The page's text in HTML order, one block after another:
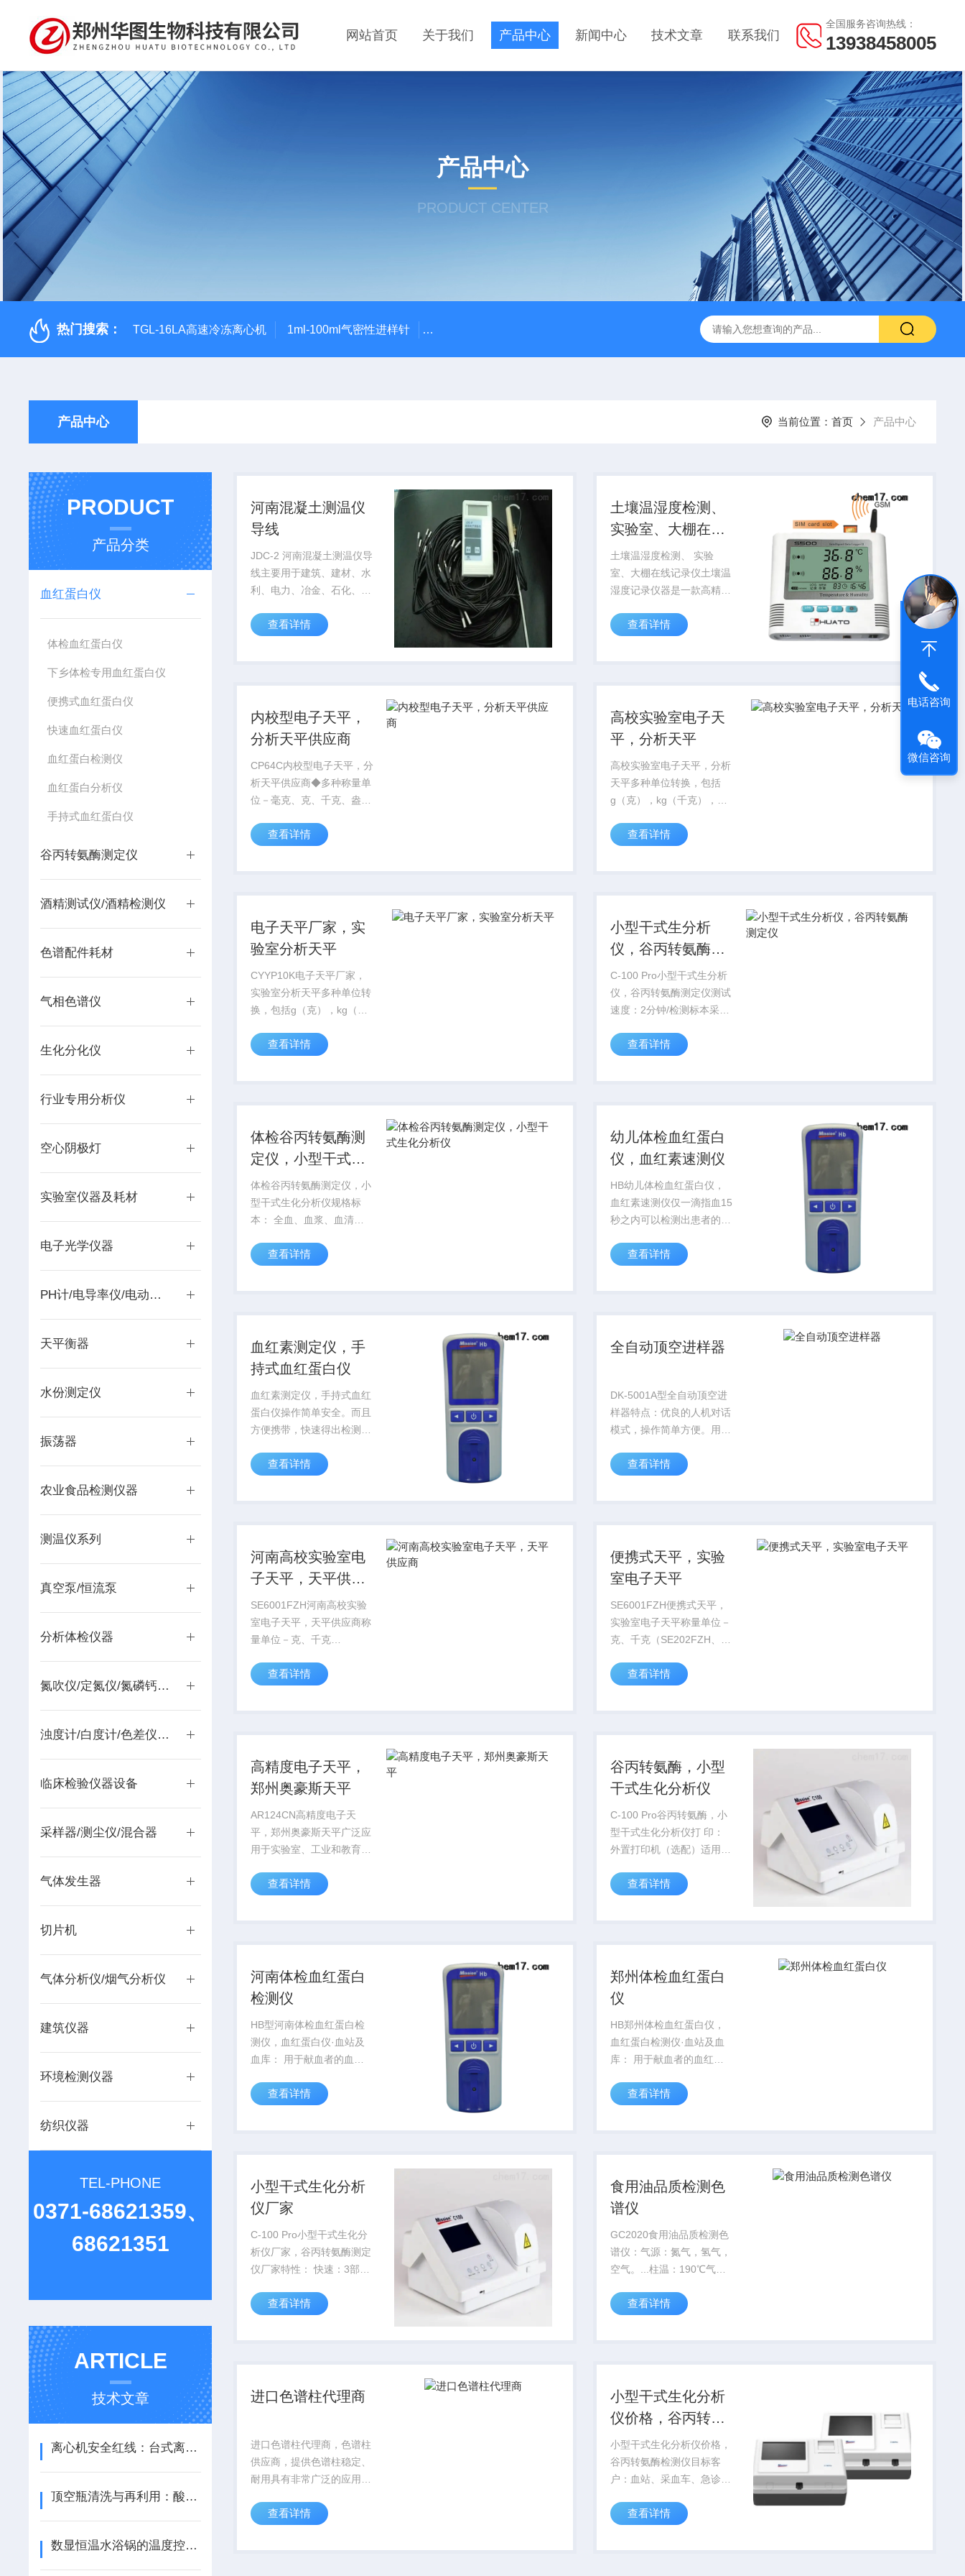
全国服务咨询热线：
13938458005
网站首页 关于我们 产品中心 新闻中心 技术文章 联系我们
产品中心
PRODUCT CENTER
热门搜索： TGL-16LA高速冷冻离心机 1ml-100ml气密性进样针 GWSY-1S高温恒温沙浴锅（300℃/600℃） GC-2060F智能血液中酒精色谱仪，血液酒精检测仪
产品中心 当前位置： 首页 产品中心
PRODUCT
产品分类
血红蛋白仪
体检血红蛋白仪
下乡体检专用血红蛋白仪
便携式血红蛋白仪
快速血红蛋白仪
血红蛋白检测仪
血红蛋白分析仪
手持式血红蛋白仪
谷丙转氨酶测定仪
酒精测试仪/酒精检测仪
色谱配件耗材
气相色谱仪
生化分化仪
行业专用分析仪
空心阴极灯
实验室仪器及耗材
电子光学仪器
PH计/电导率仪/电动滴定仪
天平衡器
水份测定仪
振荡器
农业食品检测仪器
测温仪系列
真空泵/恒流泵
分析体检仪器
氮吹仪/定氮仪/氮磷钙测定仪
浊度计/白度计/色差仪/风速计/色度仪
临床检验仪器设备
采样器/测尘仪/混合器
气体发生器
切片机
气体分析仪/烟气分析仪
建筑仪器
环境检测仪器
纺织仪器
TEL-PHONE
0371-68621359、
68621351
ARTICLE
技术文章
离心机安全红线：台式离心机配平误差的危害与标准操作流程
顶空瓶清洗与再利用：酸洗、高温烘烤对空白值的影响评估
数显恒温水浴锅的温度控制机制与设备维护要点
河南混凝土测温仪
导线
JDC-2 河南混凝土测温仪导
线主要用于建筑、建材、水
利、电力、冶金、石化、港
工程。查看详情
土壤温湿度检测、
实验室、大棚在线
记录仪
土壤温湿度检测、 实验
室、大棚在线记录仪土壤温
湿度记录仪器是一款高精
湿度的记录仪器；主要由土
感器、数据记录仪、通讯设
查看详情
内校型电子天平，
分析天平供应商
CP64C内校型电子天平，分
析天平供应商◆多种称量单
位－毫克、克、千克、盎
单位◆环境滤波优化设置－
点，可对天平进行高、中、
查看详情
高校实验室电子天
平，分析天平
高校实验室电子天平，分析
天平多种单位转换，包括
g（克），kg（千克），
lb（磅）全量程去皮基本称
查看详情
电子天平厂家，实
验室分析天平
CYYP10K电子天平厂家，
实验室分析天平多种单位转
换，包括g（克），kg（千
司），lb（磅）
查看详情
小型干式生分析
仪，谷丙转氨酶测
定仪
C-100 Pro小型干式生分析
仪，谷丙转氨酶测定仪测试
速度：2分钟/检测标本采集
细管（指尖血）；肝素采血
查看详情
体检谷丙转氨酶测
定仪，小型干式生
化分析仪
体检谷丙转氨酶测定仪，小
型干式生化分析仪规格标
本： 全血、血浆、血清测
检测范围：0-2000U/L测试
量：30ul
查看详情
幼儿体检血红蛋白
仪，血红素速测仪
HB幼儿体检血红蛋白仪，
血红素速测仪仅一滴指血15
秒之内可以检测出患者的血
胞压积值（HCT）。
查看详情
血红素测定仪，手
持式血红蛋白仪
血红素测定仪，手持式血红
蛋白仪操作简单安全。而且
方便携带，快速得出检测结
诊周期查看详情
全自动顶空进样器
DK-5001A型全自动顶空进
样器特点：优良的人机对话
模式，操作简单方便。用户
编辑设定。 多传感器的信
运行过程中的各种状态进行
查看详情
河南高校实验室电
子天平，天平供应
商
SE6001FZH河南高校实验
室电子天平，天平供应商称
量单位－克、千克
SE402FZH、SE602FZH、
位）内置下秤钩－满足用户
查看详情
便携式天平，实验
室电子天平
SE6001FZH便携式天平，
实验室电子天平称量单位－
克、千克（SE202FZH、
SE601FZH不提供千克单
进行密度测定和其他特殊称
查看详情
高精度电子天平，
郑州奥豪斯天平
AR124CN高精度电子天
平，郑州奥豪斯天平广泛应
用于实验室、工业和教育行
大气的外型，而且还拥有丰
具DDE，是一款功能全面、
查看详情
谷丙转氨酶，小型
干式生化分析仪
C-100 Pro谷丙转氨酶，小
型干式生化分析仪打 印：
外置打印机（选配）适用环
20-90%数据存储：1000个
查看详情
河南体检血红蛋白
检测仪
HB型河南体检血红蛋白检
测仪，血红蛋白仪·血站及
血库： 用于献血者的血红
法测血比更·妇女儿童医
断贫血的一项重要指标，是
查看详情
郑州体检血红蛋白
仪
HB郑州体检血红蛋白仪，
血红蛋白检测仪·血站及血
库： 用于献血者的血红蛋
测血比更·妇女儿童医院：
的一项重要指标，是0－5岁
查看详情
小型干式生化分析
仪厂家
C-100 Pro小型干式生化分
析仪厂家，谷丙转氨酶测定
仪厂家特性： 快速：3部完
方便：全血，血浆，血清都
携带 。 大...
查看详情
食用油品质检测色
谱仪
GC2020食用油品质检测色
谱仪：气源：氮气，氢气，
空气。...柱温：190℃气
气：0.1MPa进样量：0.2uL
查看详情
进口色谱柱代理商
进口色谱柱代理商，色谱柱
供应商，提供色谱柱稳定、
耐用具有非常广泛的应用。
的甲基，从而表现出聚硅氧
Abel非常注重控制聚合物合
查看详情
小型干式生化分析
仪价格，谷丙转氨
酶检测仪
小型干式生化分析仪价格，
谷丙转氨酶检测仪目标客
户：血站、采血车、急诊、
查看详情
电话咨询
微信咨询